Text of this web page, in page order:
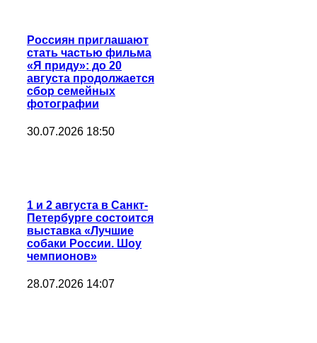
Россиян приглашают
стать частью фильма
«Я приду»: до 20
августа продолжается
сбор семейных
фотографии
30.07.2026 18:50
1 и 2 августа в Санкт-
Петербурге состоится
выставка «Лучшие
собаки России. Шоу
чемпионов»
28.07.2026 14:07